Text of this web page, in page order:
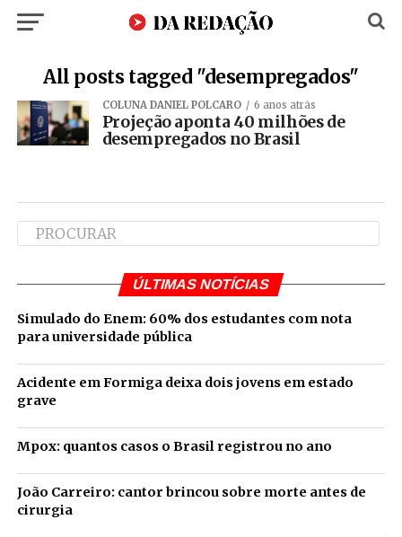
All posts tagged "desempregados"
COLUNA DANIEL POLCARO 6 anos atrás
Projeção aponta 40 milhões de
desempregados no Brasil
ÚLTIMAS NOTÍCIAS
Simulado do Enem: 60% dos estudantes com nota
para universidade pública
Acidente em Formiga deixa dois jovens em estado
grave
Mpox: quantos casos o Brasil registrou no ano
João Carreiro: cantor brincou sobre morte antes de
cirurgia